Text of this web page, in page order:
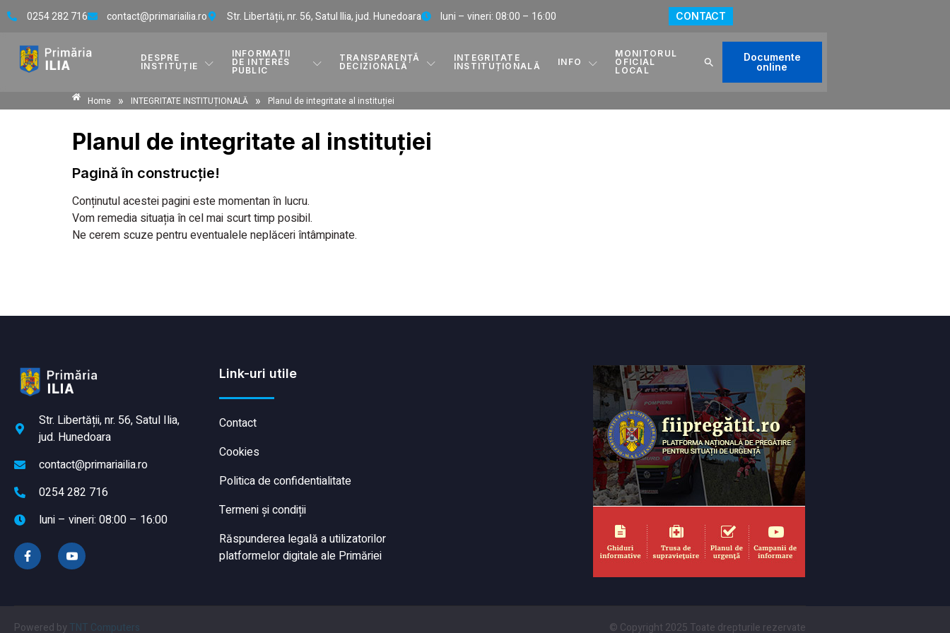
0254 282 716 contact@primariailia.ro Str. Libertății, nr. 56, Satul Ilia, jud. Hunedoara luni – vineri: 08:00 – 16:00 CONTACT
DESPRE
INSTITUȚIE
INFORMAȚII
DE INTERES
PUBLIC
TRANSPARENȚĂ
DECIZIONALĂ
INTEGRITATE
INSTITUȚIONALĂ
INFO
MONITORUL
OFICIAL
LOCAL
Documente
online
Home » INTEGRITATE INSTITUȚIONALĂ » Planul de integritate al instituției
Planul de integritate al instituției
Pagină în construcție!
Conținutul acestei pagini este momentan în lucru.
Vom remedia situația în cel mai scurt timp posibil.
Ne cerem scuze pentru eventualele neplăceri întâmpinate.
Str. Libertății, nr. 56, Satul Ilia,
jud. Hunedoara
contact@primariailia.ro
0254 282 716
luni – vineri: 08:00 – 16:00
Link-uri utile
Contact
Cookies
Politica de confidentialitate
Termeni și condiții
Răspunderea legală a utilizatorilor
platformelor digitale ale Primăriei
Powered by TNT Computers © Copyright 2025 Toate drepturile rezervate